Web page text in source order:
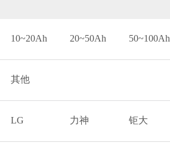
10~20Ah 20~50Ah 50~100Ah
其他
LG 力神 钜大